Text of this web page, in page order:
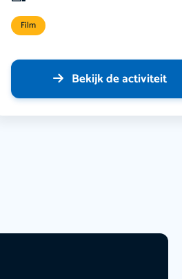
Film
Bekijk de activiteit